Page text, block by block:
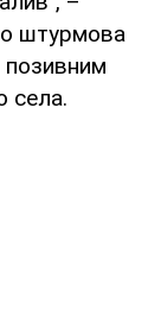
штурмова
позивним
села.